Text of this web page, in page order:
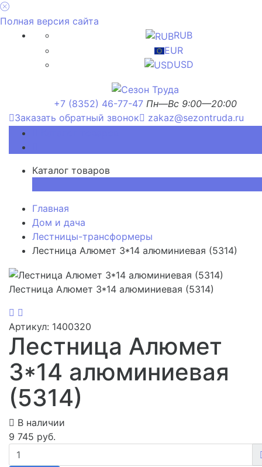
Полная версия сайта
RUB
EUR
USD
+7 (8352) 46-77-47 Пн—Вс 9:00—20:00
Заказать обратный звонок
zakaz@sezontruda.ru
Каталог товаров
Главная
Дом и дача
Лестницы-трансформеры
Лестница Алюмет 3*14 алюминиевая (5314)
Лестница Алюмет 3*14 алюминиевая (5314)
Артикул: 1400320
Лестница Алюмет
3*14 алюминиевая
(5314)
В наличии
9 745 руб.